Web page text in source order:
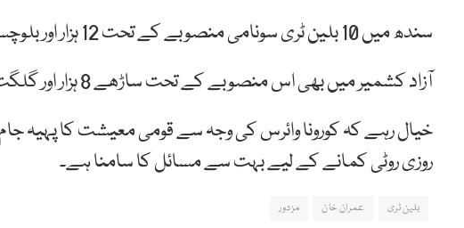
سندھ میں 10 بلین ٹری سونامی منصوبے کے تحت 12 ہزار اور بلوچستان میں 4 ہزار افراد کو ڈیلی ویجز نوکریاں مل گئیں۔
آزاد کشمیر میں بھی اس منصوبے کے تحت ساڑھے 8 ہزار اور گلگت بلتستان میں 3 ہزار افراد کو روزگار دے دیا گیا ہے۔
خیال رہے کہ کورونا وائرس کی وجہ سے قومی معیشت کا پہیہ
روزی روٹی کمانے کے لیے بہت سے مسائل کا سامنا ہے۔
بلین ٹری عمران خان مزدور